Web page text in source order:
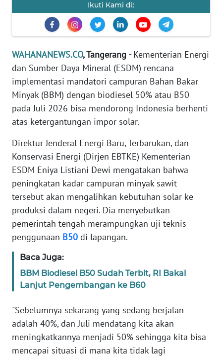
Ikuti Kami di:
WAHANANEWS.CO, Tangerang -Kementerian Energi
dan Sumber Daya Mineral (ESDM) rencana
implementasi mandatori campuran Bahan Bakar
Minyak (BBM) dengan biodiesel 50% atau B50
pada Juli 2026 bisa mendorong Indonesia berhenti
atas ketergantungan impor solar.
Direktur Jenderal Energi Baru, Terbarukan, dan
Konservasi Energi (Dirjen EBTKE) Kementerian
ESDM Eniya Listiani Dewi mengatakan bahwa
peningkatan kadar campuran minyak sawit
tersebut akan mengalihkan kebutuhan solar ke
produksi dalam negeri. Dia menyebutkan
pemerintah tengah merampungkan uji teknis
penggunaan B50 di lapangan.
Baca Juga:
BBM Biodiesel B50 Sudah Terbit, RI Bakal
Lanjut Pengembangan ke B60
"Sebelumnya sekarang yang sedang berjalan
adalah 40%, dan Juli mendatang kita akan
meningkatkannya menjadi 50% sehingga kita bisa
mencapai situasi di mana kita tidak lagi
EDITORIAL
Informasi
INDEKS
KONTAK
KAMI
INFO
IKLAN
TENTANG
KAMI
PEDOMAN
MEDIA
SIBER
KARIR
DISCLAIMER